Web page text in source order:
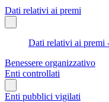
Dati relativi ai premi
Dati relativi ai premi
Benessere organizzativo
Enti controllati
Enti pubblici vigilati